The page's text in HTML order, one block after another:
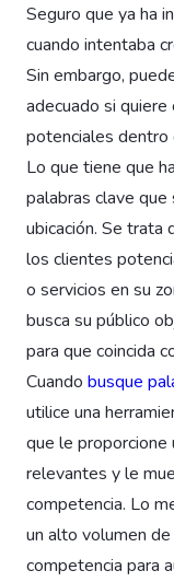
Seguro que ya ha
cuando intentaba
Sin embargo,
adecuado si
potenciales dentro
Lo que tiene que
palabras clave
ubicación. Se trata
los clientes
o servicios en su
busca su público
para que coincida
Cuando busque
utilice una
que le proporcione
relevantes y le
competencia. Lo
un alto volumen
competencia para